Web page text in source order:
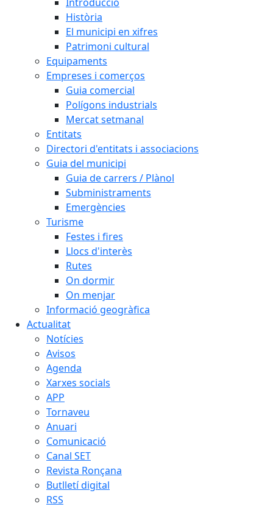
Història
El municipi en xifres
Patrimoni cultural
Equipaments
Empreses i comerços
Guia comercial
Polígons industrials
Mercat setmanal
Entitats
Directori d'entitats i associacions
Guia del municipi
Guia de carrers / Plànol
Subministraments
Emergències
Turisme
Festes i fires
Llocs d'interès
Rutes
On dormir
On menjar
Informació geogràfica
Actualitat
Notícies
Avisos
Agenda
Xarxes socials
APP
Tornaveu
Anuari
Comunicació
Canal SET
Revista Ronçana
Butlletí digital
RSS